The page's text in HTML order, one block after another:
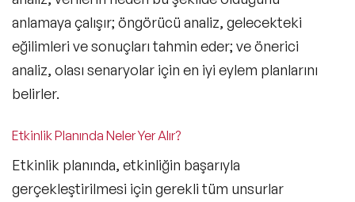
anlamaya çalışır; öngörücü analiz, gelecekteki
eğilimleri ve sonuçları tahmin eder; veönerici
analiz, olası senaryolar için en iyi eylem planlarını
belirler.
Etkinlik Planında Neler Yer Alır?
Etkinlik planında, etkinliğin başarıyla
gerçekleştirilmesi için gerekli tüm unsurlar